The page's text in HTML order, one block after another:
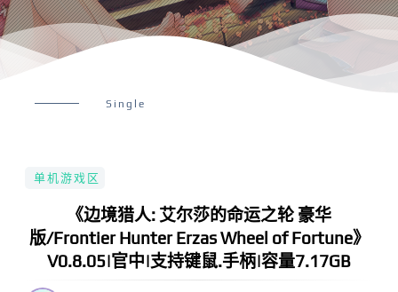
Single
单机游戏区
《边境猎人: 艾尔莎的命运之轮 豪华
版/Frontier Hunter Erzas Wheel of Fortune》
V0.8.05|官中|支持键鼠.手柄|容量7.17GB